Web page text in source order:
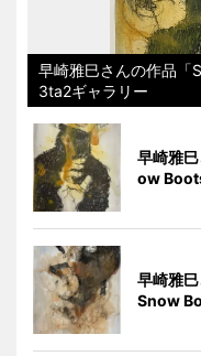
早崎雅巳さんの作品
3ta2ギャラリー
早崎雅
ow
早崎雅
Snow